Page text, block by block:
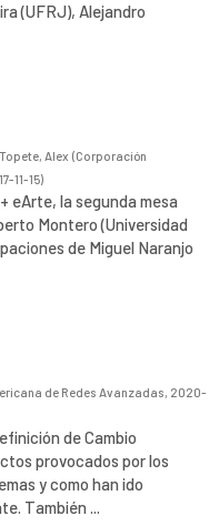
(UFRJ), Alejandro
Alex (Corporación
11-15)
eArte, la segunda mesa
Montero (Universidad
de Miguel Naranjo
de Redes Avanzadas, 2020-
de Cambio
provocados por los
y como han ido
También ...